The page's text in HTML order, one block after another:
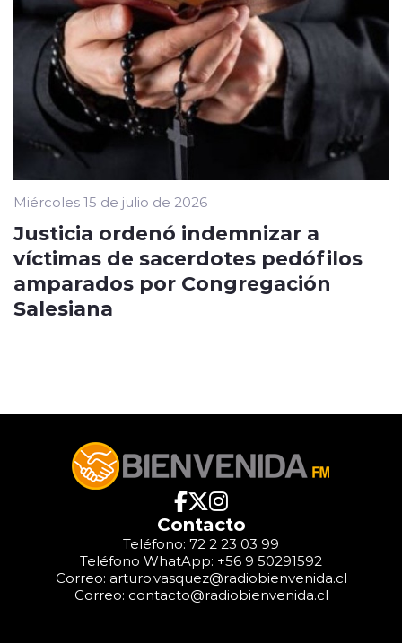
Miércoles 15 de julio de 2026
Justicia ordenó indemnizar a
víctimas de sacerdotes pedófilos
amparados por Congregación
Salesiana
Contacto
Teléfono: 72 2 23 03 99
Teléfono WhatApp: +56 9 50291592
Correo: arturo.vasquez@radiobienvenida.cl
Correo: contacto@radiobienvenida.cl